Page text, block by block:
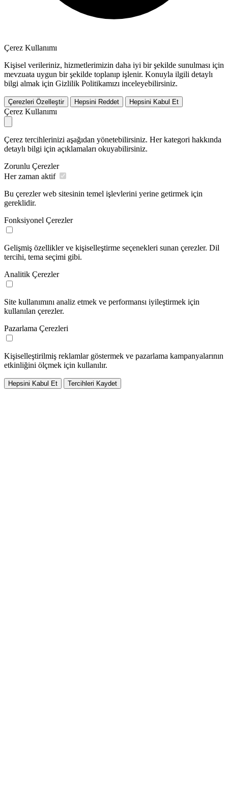
Çerez Kullanımı
Kişisel verileriniz, hizmetlerimizin daha iyi bir şekilde sunulması için
mevzuata uygun bir şekilde toplanıp işlenir. Konuyla ilgili detaylı
bilgi almak için Gizlilik Politikamızı inceleyebilirsiniz.
Çerezleri Özelleştir Hepsini Reddet Hepsini Kabul Et
Çerez Kullanımı
Çerez tercihlerinizi aşağıdan yönetebilirsiniz. Her kategori hakkında
detaylı bilgi için açıklamaları okuyabilirsiniz.
Zorunlu Çerezler
Her zaman aktif
Bu çerezler web sitesinin temel işlevlerini yerine getirmek için
gereklidir.
Fonksiyonel Çerezler
Gelişmiş özellikler ve kişiselleştirme seçenekleri sunan çerezler. Dil
tercihi, tema seçimi gibi.
Analitik Çerezler
Site kullanımını analiz etmek ve performansı iyileştirmek için
kullanılan çerezler.
Pazarlama Çerezleri
Kişiselleştirilmiş reklamlar göstermek ve pazarlama kampanyalarının
etkinliğini ölçmek için kullanılır.
Hepsini Kabul Et Tercihleri Kaydet